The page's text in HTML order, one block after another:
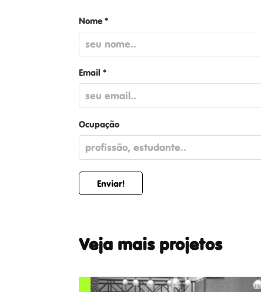
Nome *
Email *
Ocupação
Enviar!
Veja mais projetos